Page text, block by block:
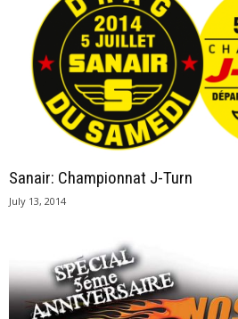
Sanair: Championnat J-Turn
July 13, 2014